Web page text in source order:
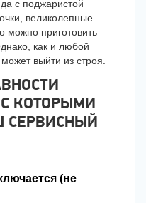
с поджаристой
великолепные
можно приготовить
как и любой
выйти из строя.
КОТОРЫМИ
СЕРВИСНЫЙ
(не